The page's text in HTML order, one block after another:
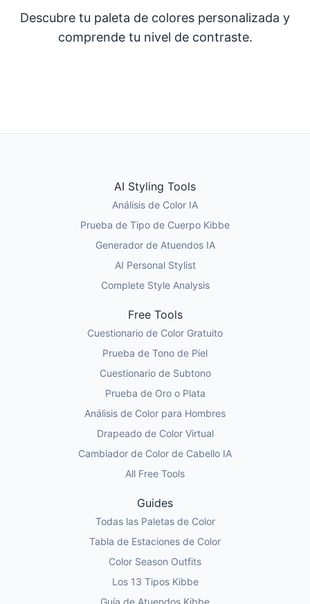
Descubre tu paleta de colores personalizada y
comprende tu nivel de contraste.
AI Styling Tools
Análisis de Color IA
Prueba de Tipo de Cuerpo Kibbe
Generador de Atuendos IA
AI Personal Stylist
Complete Style Analysis
Free Tools
Cuestionario de Color Gratuito
Prueba de Tono de Piel
Cuestionario de Subtono
Prueba de Oro o Plata
Análisis de Color para Hombres
Drapeado de Color Virtual
Cambiador de Color de Cabello IA
All Free Tools
Guides
Todas las Paletas de Color
Tabla de Estaciones de Color
Color Season Outfits
Los 13 Tipos Kibbe
Guía de Atuendos Kibbe